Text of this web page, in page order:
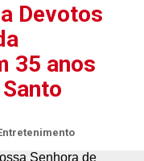
Devotos
35 anos